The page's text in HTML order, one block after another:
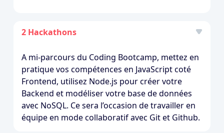
2 Hackathons
A mi-parcours du Coding Bootcamp, mettez en
pratique vos compétences en JavaScript coté
Frontend, utilisez Node.js pour créer votre
Backend et modéliser votre base de données
avec NoSQL. Ce sera l’occasion de travailler en
équipe en mode collaboratif avec Git et Github.